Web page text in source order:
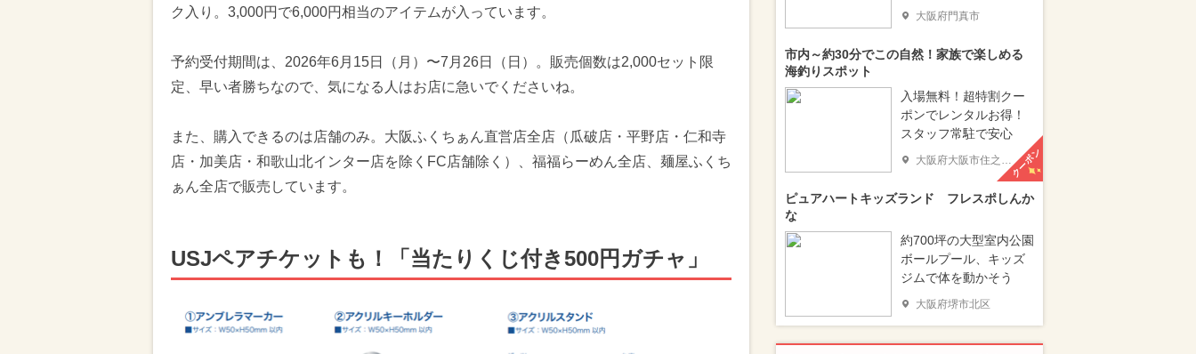
ク入り。3,000円で6,000円相当のアイテムが入っています。
予約受付期間は、2026年6月15日（月）〜7月26日（日）。販売個数は2,000セット限
定、早い者勝ちなので、気になる人はお店に急いでくださいね。
また、購入できるのは店舗のみ。大阪ふくちぁん直営店全店（瓜破店・平野店・仁和寺
店・加美店・和歌山北インター店を除くFC店舗除く）、福福らーめん全店、麺屋ふくち
ぁん全店で販売しています。
USJペアチケットも！「当たりくじ付き500円ガチャ」
大阪府門真市
市内～約30分でこの自然！家族で楽しめる
海釣りスポット
入場無料！超特割クー
ポンでレンタルお得！
スタッフ常駐で安心
大阪府大阪市住之江区 クーポン
ピュアハートキッズランド フレスポしんか
な
約700坪の大型室内公園
ボールプール、キッズ
ジムで体を動かそう
大阪府堺市北区